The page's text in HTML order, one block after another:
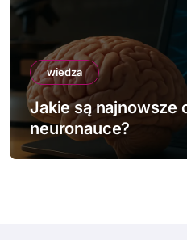
wiedza
Jakie są najnowsze
neuronauce?